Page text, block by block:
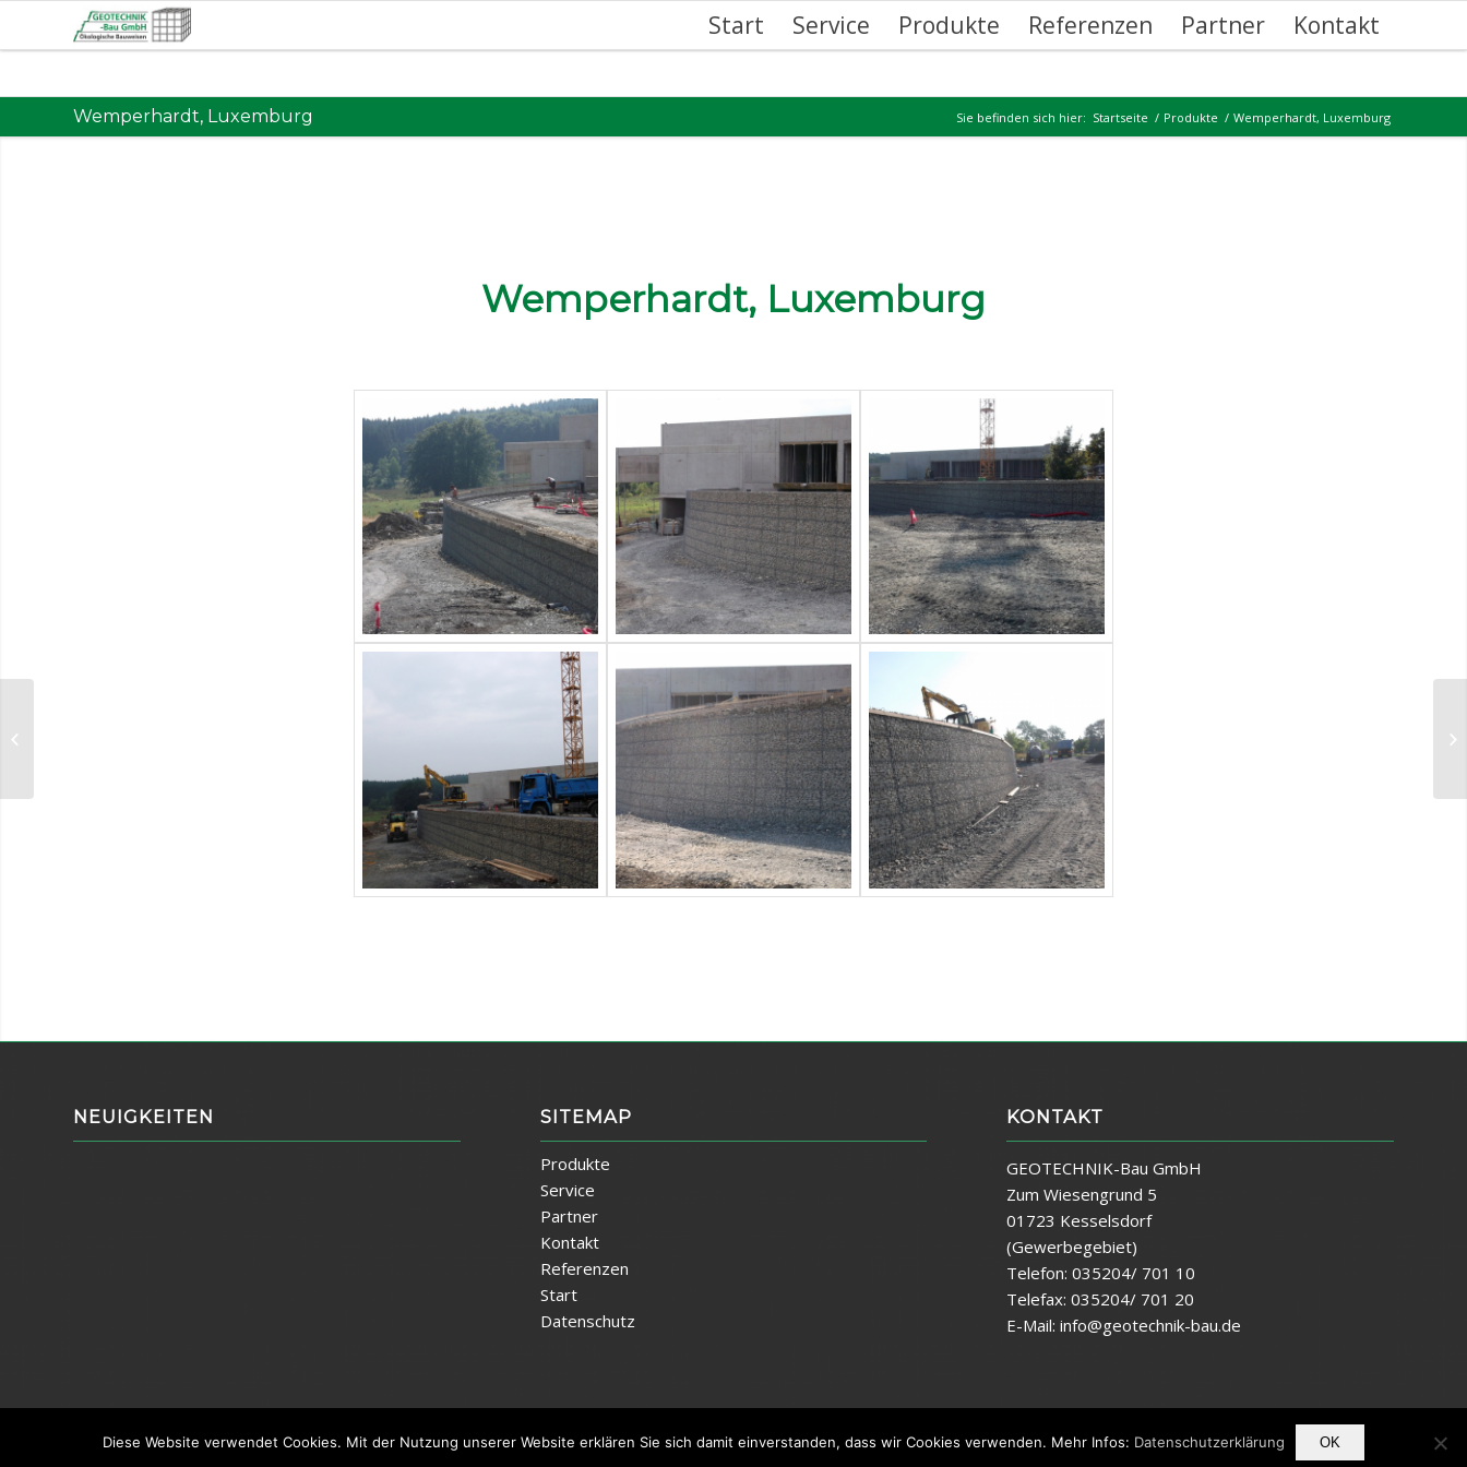
Start Service Produkte Referenzen Partner Kontakt
Wemperhardt, Luxemburg Sie befinden sich hier: Startseite / Produkte / Wemperhardt, Luxemburg
Wemperhardt, Luxemburg
NEUIGKEITEN SITEMAP
Produkte
Service
Partner
Kontakt
Referenzen
Start
Datenschutz
KONTAKT
GEOTECHNIK-Bau GmbH
Zum Wiesengrund 5
01723 Kesselsdorf
(Gewerbegebiet)
Telefon: 035204/ 701 10
Telefax: 035204/ 701 20
E-Mail:info@geotechnik-bau.de
© Copyright -GEOTECHNIK-Bau GmbH|Impressum| Datenschutz
Diese Website verwendet Cookies. Mit der Nutzung unserer Website erklären Sie sich damit einverstanden, dass wir Cookies verwenden. Mehr Infos: Datenschutzerklärung OK